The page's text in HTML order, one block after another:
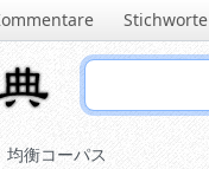
Stichworte
均衡コーパス